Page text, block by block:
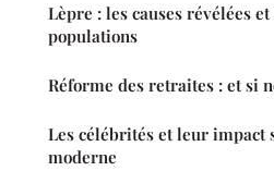
Lèpre : les causes révélées
populations
Réforme des retraites : et si
Les célébrités et leur impact
moderne